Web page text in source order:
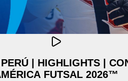
| HIGHLIGHTS |
FUTSAL 2026™